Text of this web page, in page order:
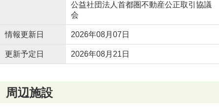
公益社団法人首都圏不動産公正取引協議
会
情報更新日 2026年08月07日
更新予定日 2026年08月21日
周辺施設